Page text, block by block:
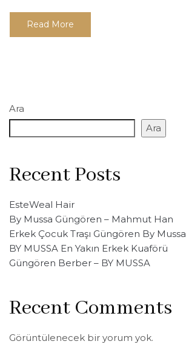
Read More
Ara
Ara
Recent Posts
EsteWeal Hair
By Mussa Güngören – Mahmut Han
Erkek Çocuk Traşı Güngören By Mussa
BY MUSSA En Yakın Erkek Kuaförü
Güngören Berber – BY MUSSA
Recent Comments
Görüntülenecek bir yorum yok.